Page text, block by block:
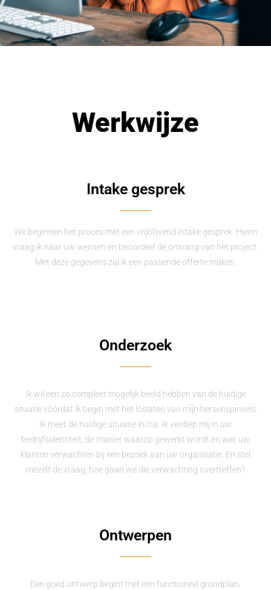
Werkwijze
Intake gesprek
We beginnen het proces met een vrijblijvend intake gesprek. Hierin
vraag ik naar uw wensen en beoordeel de omvang van het project.
Met deze gegevens zal ik een passende offerte maken.
Onderzoek
Ik wil een zo compleet mogelijk beeld hebben van de huidige
situatie vóórdat ik begin met het loslaten van mijn hersenspinsels.
Ik meet de huidige situatie in/na. Ik verdiep mij in uw
bedrijfsidentiteit, de manier waarop gewerkt wordt en wat uw
klanten verwachten bij een bezoek aan uw organisatie. En stel
mezelf de vraag, hoe gaan we die verwachting overtreffen?
Ontwerpen
Een goed ontwerp begint met een functioneel grondplan.